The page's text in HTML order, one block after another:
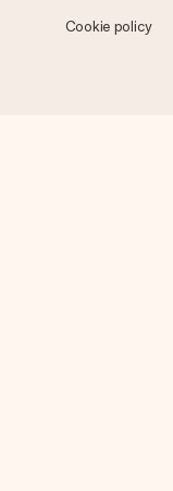
Cookie policy